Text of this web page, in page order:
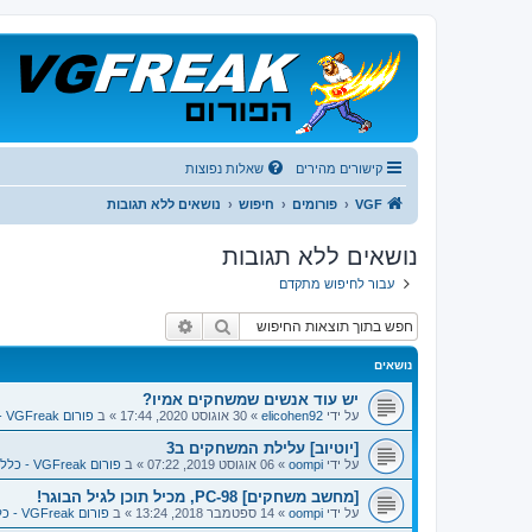
קישורים מהירים שאלות נפוצות
VGF פורומים חיפוש נושאים ללא תגובות
נושאים ללא תגובות
עבור לחיפוש מתקדם
חיפוש
נושאים
יש עוד אנשים שמשחקים אמיו?
על ידי elicohen92
» 30 אוגוסט 2020, 17:44 » ב פורום VGFreak - כללי
[יוטיוב] עלילת המשחקים ב3
על ידי oompi
» 06 אוגוסט 2019, 07:22 » ב פורום VGFreak - כללי
[מחשב משחקים] PC-98, מכיל תוכן לגיל הבוגר!
על ידי oompi
» 14 ספטמבר 2018, 13:24 » ב פורום VGFreak - כללי